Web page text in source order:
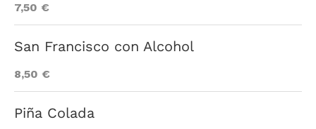
7,50 €
San Francisco con Alcohol
8,50 €
Piña Colada